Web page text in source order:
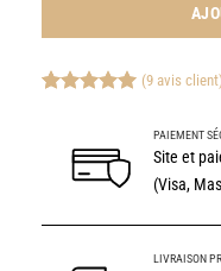
notations
client
(9avis
PAIEMENT
Site et
(Visa,
LIVRAISON